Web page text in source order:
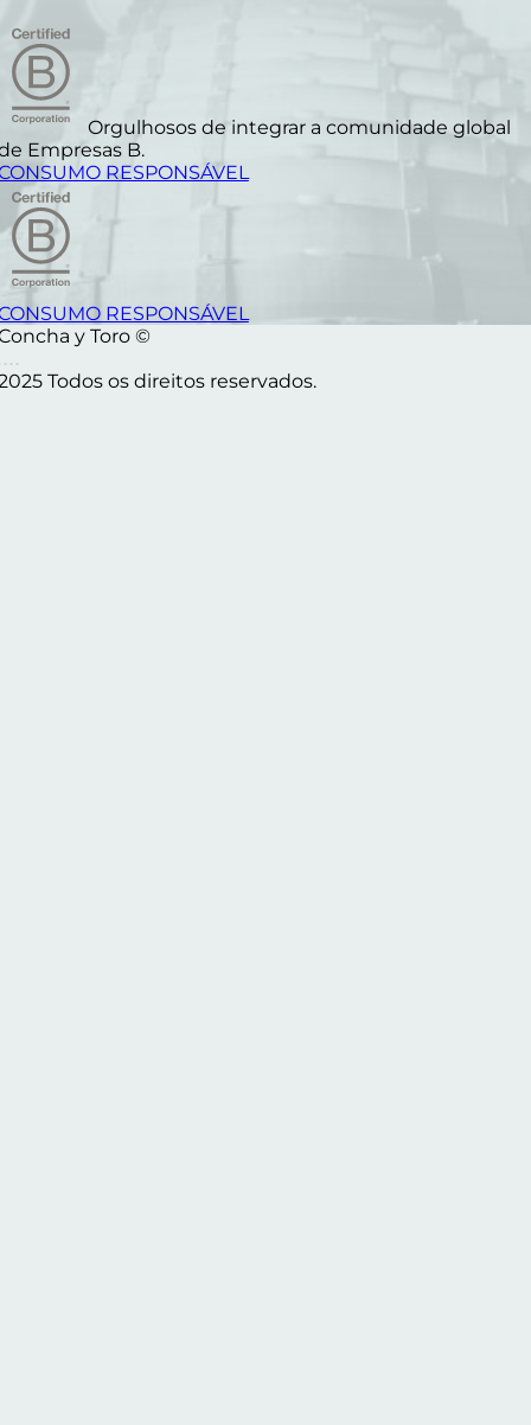
Orgulhosos de integrar a comunidade global
Empresas B.
RESPONSÁVEL
RESPONSÁVEL
y Toro ©
Todos os direitos reservados.